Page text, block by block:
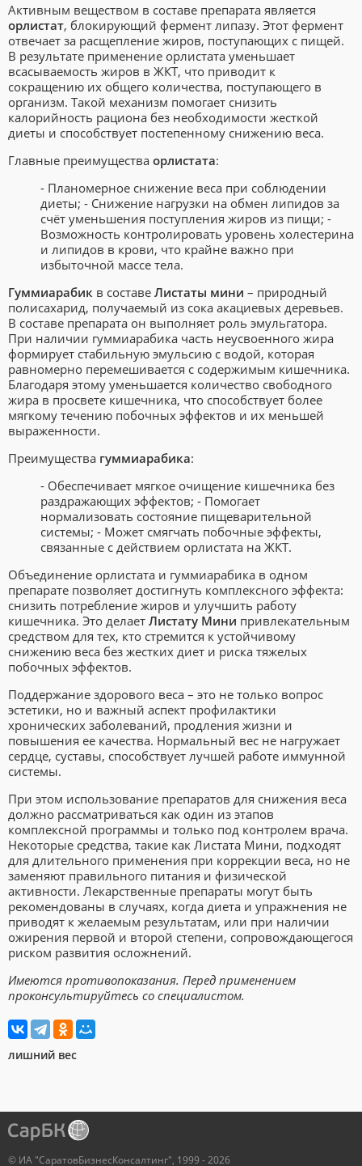
Активным веществом в составе препарата является
орлистат, блокирующий фермент липазу. Этот фермент
отвечает за расщепление жиров, поступающих с пищей.
В результате применение орлистата уменьшает
всасываемость жиров в ЖКТ, что приводит к
сокращению их общего количества, поступающего в
организм. Такой механизм помогает снизить
калорийность рациона без необходимости жесткой
диеты и способствует постепенному снижению веса.
Главные преимущества орлистата:
- Планомерное снижение веса при соблюдении
диеты; - Снижение нагрузки на обмен липидов за
счёт уменьшения поступления жиров из пищи; -
Возможность контролировать уровень холестерина
и липидов в крови, что крайне важно при
избыточной массе тела.
Гуммиарабик в составе Листаты мини – природный
полисахарид, получаемый из сока акациевых деревьев.
В составе препарата он выполняет роль эмульгатора.
При наличии гуммиарабика часть неусвоенного жира
формирует стабильную эмульсию с водой, которая
равномерно перемешивается с содержимым кишечника.
Благодаря этому уменьшается количество свободного
жира в просвете кишечника, что способствует более
мягкому течению побочных эффектов и их меньшей
выраженности.
Преимущества гуммиарабика:
- Обеспечивает мягкое очищение кишечника без
раздражающих эффектов; - Помогает
нормализовать состояние пищеварительной
системы; - Может смягчать побочные эффекты,
связанные с действием орлистата на ЖКТ.
Объединение орлистата и гуммиарабика в одном
препарате позволяет достигнуть комплексного эффекта:
снизить потребление жиров и улучшить работу
кишечника. Это делает Листату Мини привлекательным
средством для тех, кто стремится к устойчивому
снижению веса без жестких диет и риска тяжелых
побочных эффектов.
Поддержание здорового веса – это не только вопрос
эстетики, но и важный аспект профилактики
хронических заболеваний, продления жизни и
повышения ее качества. Нормальный вес не нагружает
сердце, суставы, способствует лучшей работе иммунной
системы.
При этом использование препаратов для снижения веса
должно рассматриваться как один из этапов
комплексной программы и только под контролем врача.
Некоторые средства, такие как Листата Мини, подходят
для длительного применения при коррекции веса, но не
заменяют правильного питания и физической
активности. Лекарственные препараты могут быть
рекомендованы в случаях, когда диета и упражнения не
приводят к желаемым результатам, или при наличии
ожирения первой и второй степени, сопровождающегося
риском развития осложнений.
Имеются противопоказания. Перед применением
проконсультируйтесь со специалистом.
лишний вес
© ИА "СаратовБизнесКонсалтинг", 1999 - 2026